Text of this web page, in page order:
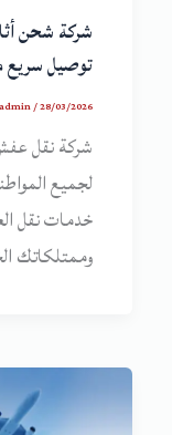
شركة شحن
توصيل سريع
admin/28/03/2026
شركة نقل
لجميع
خدمات نقل
وممتلكاتك